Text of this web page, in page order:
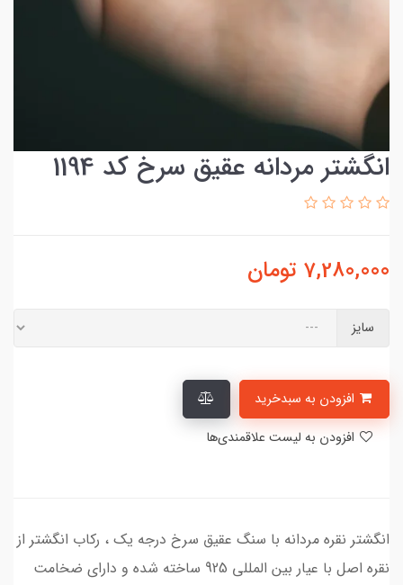
انگشتر مردانه عقیق سرخ کد 1194
7,280,000 تومان
سایز
انگشتر نقره مردانه با سنگ عقیق سرخ درجه یک ، رکاب انگشتر از
نقره اصل با عیار بین المللی 925 ساخته شده و دارای ضخامت